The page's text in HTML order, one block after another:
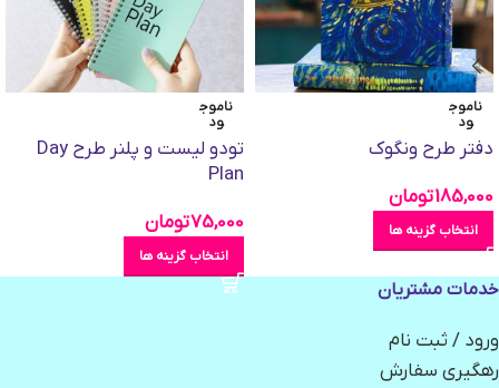
ناموج
ود
دفتر طرح ونگوک
185,000تومان
انتخاب گزینه ها
ناموج
ود
تودو لیست و پلنر طرح Day
Plan
75,000تومان
انتخاب گزینه ها
خدمات مشتریان
ورود / ثبت نام
رهگیری سفارش